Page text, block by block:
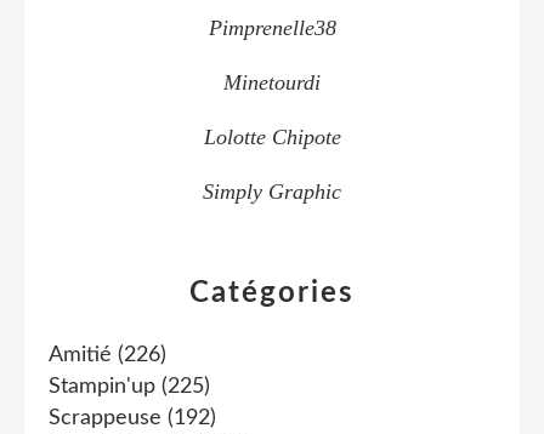
Catégories
Amitié (226)
Stampin'up (225)
Scrappeuse (192)
Pimprenelle38
Minetourdi
Lolotte Chipote
Simply Graphic